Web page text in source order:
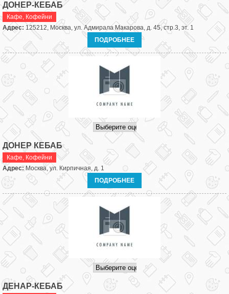
ДОНЕР-КЕБАБ
Кафе, Кофейни
Адрес: 125212, Москва, ул. Адмирала Макарова, д. 45, стр.3, эт. 1
ПОДРОБНЕЕ
ДОНЕР КЕБАБ
Кафе, Кофейни
Адрес: Москва, ул. Кирпичная, д. 1
ПОДРОБНЕЕ
ДЕНАР-КЕБАБ